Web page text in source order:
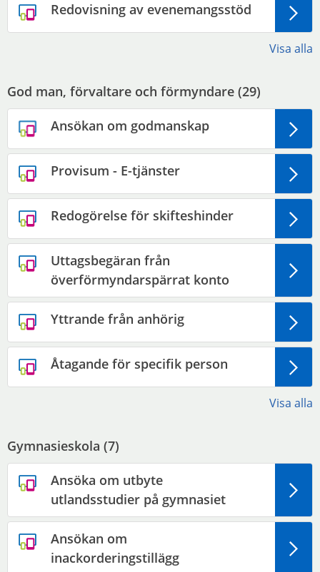
Redovisning av evenemangsstöd
Visa alla
God man, förvaltare och förmyndare (29)
Ansökan om godmanskap
Provisum - E-tjänster
Redogörelse för skifteshinder
Uttagsbegäran från
överförmyndarspärrat konto
Yttrande från anhörig
Åtagande för specifik person
Visa alla
Gymnasieskola (7)
Ansöka om utbyte
utlandsstudier på gymnasiet
Ansökan om
inackorderingstillägg